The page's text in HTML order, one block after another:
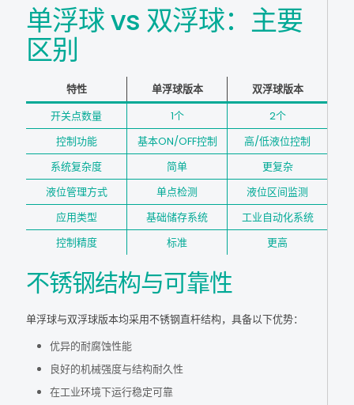
单浮球 vs 双浮球：主要
区别
特性 单浮球版本
双浮球版本
开关点数量
1个
2个
控制功能
基本ON/OFF控制
高/低液位控制
系统复杂度
简单
更复杂
液位管理方式
单点检测
液位区间监测
应用类型
基础储存系统
工业自动化系统
控制精度
标准 更高
不锈钢结构与可靠性
单浮球与双浮球版本均采用不锈钢直杆结构，具备以下优势：
优异的耐腐蚀性能
良好的机械强度与结构耐久性
在工业环境下运行稳定可靠